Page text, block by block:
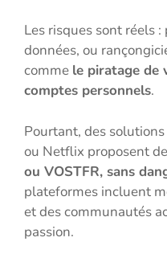
Les risques sont réels
données, ou
comme le piratage de
comptes personnels.
Pourtant, des
ou Netflix proposent
ou VOSTFR, sans
plateformes incluent
et des communautés
passion.